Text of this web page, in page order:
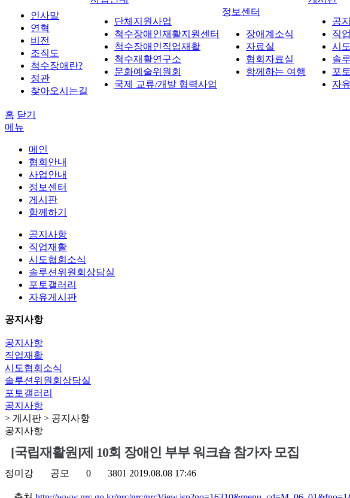
인사말
연혁
비전
조직도
척수장애란?
정관
찾아오시는길
단체지원사업
척수장애인재활지원센터
척수장애인직업재활
척수재활연구소
문화예술위원회
국제 교류/개발 협력사업
정보센터
장애계소식
자료실
협회자료실
함께하는 여행
공
직
시
솔
포
자
홈 닫기
메뉴
메인
협회안내
사업안내
정보센터
게시판
함께하기
공지사항
직업재활
시도협회소식
솔루션위원회상담실
포토갤러리
자유게시판
공지사항
공지사항
직업재활
시도협회소식
솔루션위원회상담실
포토갤러리
공지사항
> 게시판 > 공지사항
공지사항
[국립재활원]제 10회 장애인 부부 워크숍 참가자 모집
정미강 공모 0 3801 2019.08.08 17:46